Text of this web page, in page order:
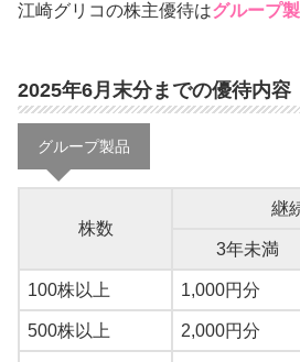
江崎グリコの株主優待はグループ製
2025年6月末分までの優待内容
グループ製品
株数
継
3年未満
100株以上 1,000円分
500株以上 2,000円分